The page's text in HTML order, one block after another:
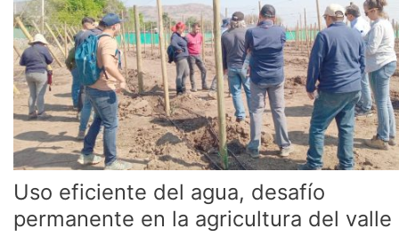
Uso eficiente del agua, desafío
permanente en la agricultura del valle
en
la
agricultura
del
valle
de
Aconcagua